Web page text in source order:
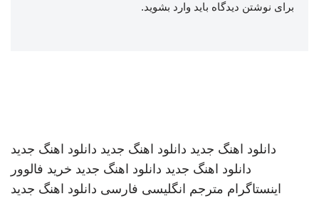
برای نوشتن دیدگاه باید وارد بشوید.
دانلود اهنگ جدید دانلود اهنگ جدید دانلود اهنگ جدید
دانلود اهنگ جدید دانلود اهنگ جدید خرید فالوور
اینستاگرام مترجم انگلیسی فارسی دانلود اهنگ جدید